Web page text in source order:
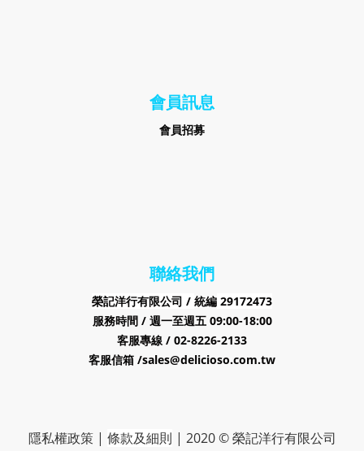
會員訊息
會員招募
聯絡我們
榮記洋行有限公司 / 統編 29172473
服務時間 / 週一至週五 09:00-18:00
客服專線 / 02-8226-2133
客服信箱 /sales@delicioso.com.tw
隱私權政策| 條款及細則 | 2020 © 榮記洋行有限公司